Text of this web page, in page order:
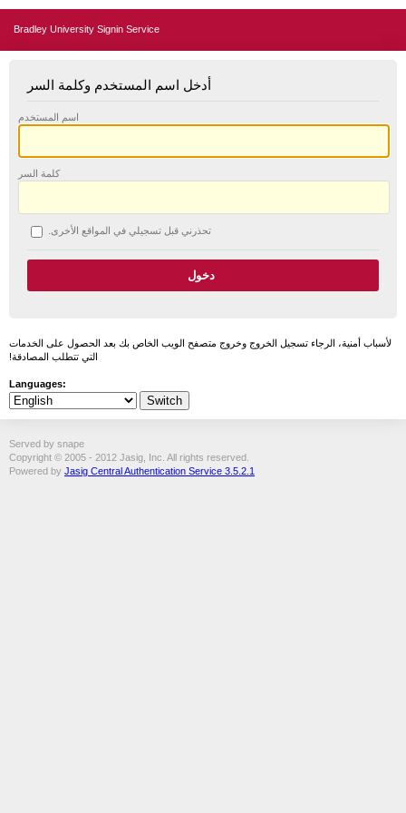
Bradley University Signin Service
أدخل اسم المستخدم وكلمة السر
اسم المستخدم
كلمة السر
تحذرني قبل تسجيلي في المواقع الأخرى.
لأسباب أمنية، الرجاء تسجيل الخروج وخروج متصفح الويب الخاص بك بعد الحصول على الخدمات
التي تتطلب المصادقة!
Languages:
Served by snape
Copyright © 2005 - 2012 Jasig, Inc. All rights reserved.
Powered by Jasig Central Authentication Service 3.5.2.1